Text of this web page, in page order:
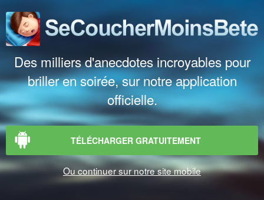
Des milliers d'anecdotes incroyables pour
briller en soirée, sur notre application
officielle.
TÉLÉCHARGER GRATUITEMENT
Ou continuer sur notre site mobile